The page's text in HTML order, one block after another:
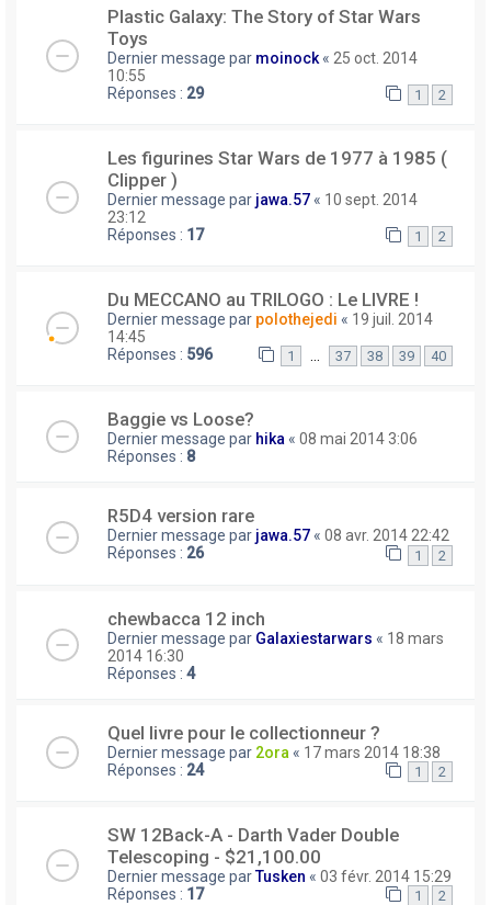
Plastic Galaxy: The Story of Star Wars
Toys
Dernier message par moinock « 25 oct. 2014
10:55
Réponses : 29 1 2
Les figurines Star Wars de 1977 à 1985 (
Clipper )
Dernier message par jawa.57 « 10 sept. 2014
23:12
Réponses : 17 1 2
Du MECCANO au TRILOGO : Le LIVRE !
Dernier message par polothejedi « 19 juil. 2014
14:45
Réponses : 596 1 … 37 38 39 40
Baggie vs Loose?
Dernier message par hika « 08 mai 2014 3:06
Réponses : 8
R5D4 version rare
Dernier message par jawa.57 « 08 avr. 2014 22:42
Réponses : 26 1 2
chewbacca 12 inch
Dernier message par Galaxiestarwars « 18 mars
2014 16:30
Réponses : 4
Quel livre pour le collectionneur ?
Dernier message par 2ora « 17 mars 2014 18:38
Réponses : 24 1 2
SW 12Back-A - Darth Vader Double
Telescoping - $21,100.00
Dernier message parTusken « 03 févr. 2014 15:29
Réponses : 17 1 2